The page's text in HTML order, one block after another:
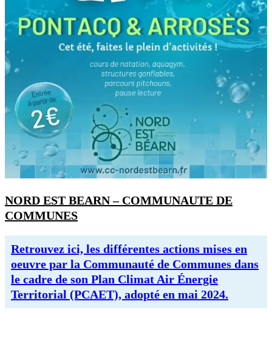
NORD EST BEARN – COMMUNAUTE DE
COMMUNES
Retrouvez ici, les différentes actions mises en
oeuvre par la Communauté de Communes dans
le cadre de son Plan Climat Air Énergie
Territorial (PCAET), adopté en mai 2024.